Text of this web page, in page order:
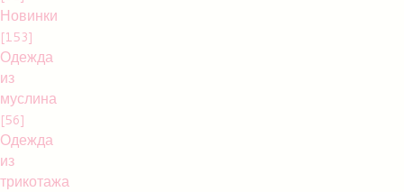
Новинки
[153]
Одежда
из
муслина
[56]
Одежда
из
трикотажа